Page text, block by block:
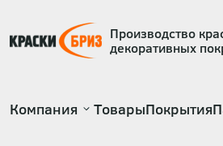
Производство
декоративных
Основная
Компания ТоварыПокрытия